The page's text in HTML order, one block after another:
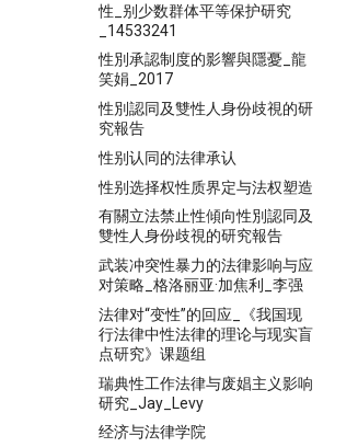
性_别少数群体平等保护研究
_14533241
性別承認制度的影響與隱憂_龍
笑娟_2017
性別認同及雙性人身份歧視的研
究報告
性别认同的法律承认
性别选择权性质界定与法权塑造
有關立法禁止性傾向性別認同及
雙性人身份歧視的研究報告
武装冲突性暴力的法律影响与应
对策略_格洛丽亚·加焦利_李强
法律对“变性”的回应_《我国现
行法律中性法律的理论与现实盲
点研究》课题组
瑞典性工作法律与废娼主义影响
研究_Jay_Levy
经济与法律学院